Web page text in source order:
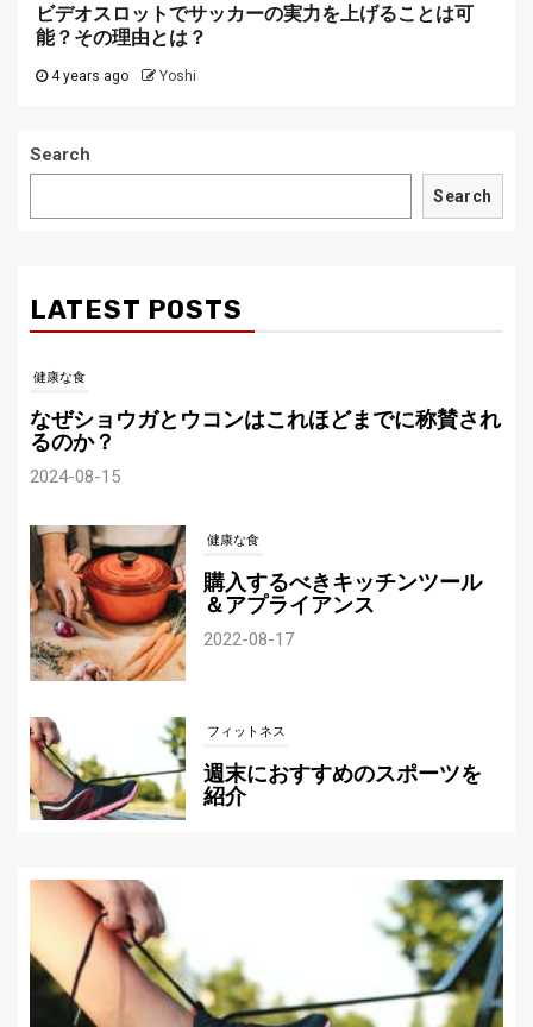
ビデオスロットでサッカーの実力を上げることは可
能？その理由とは？
4 years ago Yoshi
Search
Search
LATEST POSTS
健康な食
なぜショウガとウコンはこれほどまでに称賛され
るのか？
2024-08-15
健康な食
購入するべきキッチンツール
＆アプライアンス
2022-08-17
フィットネス
週末におすすめのスポーツを
紹介
自分にぴったりのサッカーボ
ールの選び方